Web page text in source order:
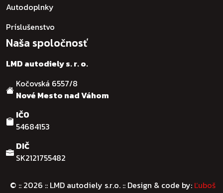
Autodoplnky
Príslušenstvo
Naša spoločnosť
LMD autodiely s. r. o.
Kočovská 6557/8
Nové Mesto nad Váhom
IČO
54684153
DIČ
SK2121755482
© :: 2026 :: LMD autodiely s.r.o. :: Design & code by: Ľuboš